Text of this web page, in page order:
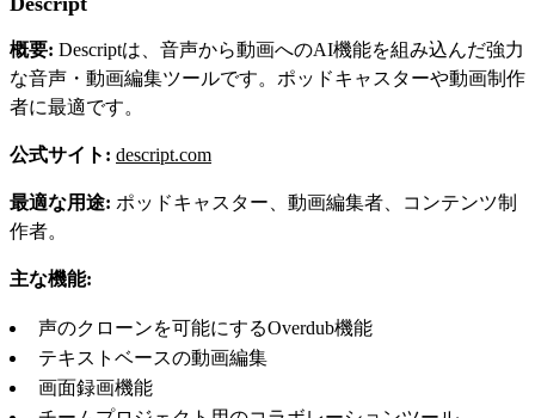
概要: Descriptは、音声から動画へのAI機能を組み込んだ強力
な音声・動画編集ツールです。ポッドキャスターや動画制作
者に最適です。
公式サイト: descript.com
最適な用途: ポッドキャスター、動画編集者、コンテンツ制
作者。
主な機能:
声のクローンを可能にするOverdub機能
テキストベースの動画編集
画面録画機能